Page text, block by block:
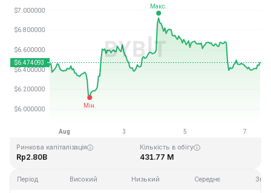
Останнє оновлення: 2026-08-07, 12:26 GMT+0
Ринкова капіталізація
Rp2.80B
Кількість в обігу
431.77 M
Період Високий Низький Середнє